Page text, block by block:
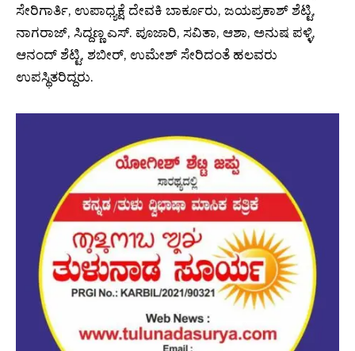
ಸೇರಿಗಾರ್ತಿ, ಉಪಾಧ್ಯಕ್ಷೆ ದೇವಕಿ ಬಾರ್ಕೂರು, ಜಯಪ್ರಕಾಶ್ ಶೆಟ್ಟಿ,
ನಾಗರಾಜ್, ಸಿದ್ದಣ್ಣ ಎಸ್. ಪೂಜಾರಿ, ಸವಿತಾ, ಆಶಾ, ಅನುಷ ಪಳ್ಳಿ,
ಆನಂದ್ ಶೆಟ್ಟಿ, ಶಬೀರ್, ಉಮೇಶ್ ಸೇರಿದಂತೆ ಹಲವರು
ಉಪಸ್ಥಿತರಿದ್ದರು.